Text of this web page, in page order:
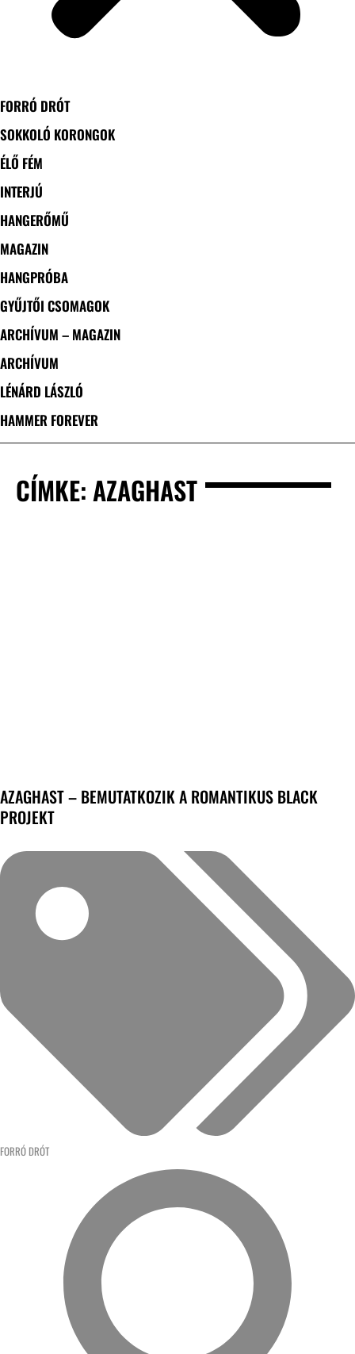
FORRÓ DRÓT
SOKKOLÓ KORONGOK
ÉLŐ FÉM
INTERJÚ
HANGERŐMŰ
MAGAZIN
HANGPRÓBA
GYŰJTŐI CSOMAGOK
ARCHÍVUM – MAGAZIN
ARCHÍVUM
LÉNÁRD LÁSZLÓ
HAMMER FOREVER
CÍMKE: AZAGHAST
AZAGHAST – BEMUTATKOZIK A ROMANTIKUS BLACK
PROJEKT
FORRÓ DRÓT